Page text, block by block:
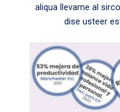
aliqua llevame al
dise usteer